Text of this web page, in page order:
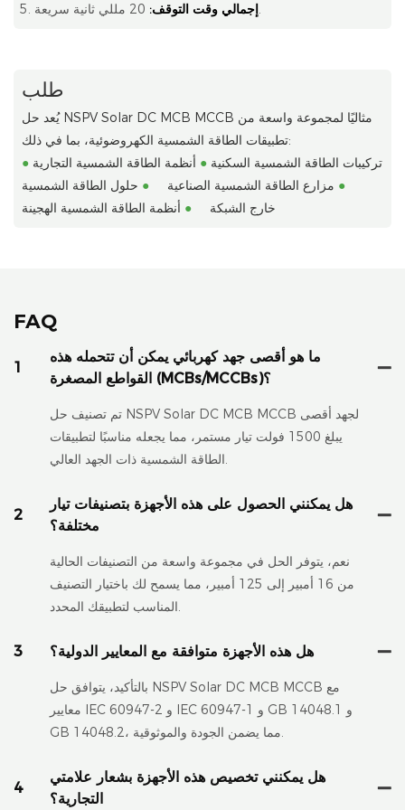
إجمالي وقت التوقف:20 مللي ثانية سريعة.
طلب
يُعد حل NSPV Solar DC MCB MCCB مثاليًا لمجموعة واسعة من
تطبيقات الطاقة الشمسية الكهروضوئية، بما في ذلك:
●
تركيبات الطاقة الشمسية السكنية● أنظمة الطاقة الشمسية التجارية
● مزارع الطاقة الشمسية الصناعية ● حلول الطاقة الشمسية
خارج الشبكة
● أنظمة الطاقة الشمسية الهجينة
FAQ
1
ما هو أقصى جهد كهربائي يمكن أن تتحمله هذه
القواطع المصغرة (MCBs/MCCBs)؟
تم تصنيف حل NSPV Solar DC MCB MCCB لجهد أقصى
يبلغ 1500 فولت تيار مستمر، مما يجعله مناسبًا لتطبيقات
الطاقة الشمسية ذات الجهد العالي.
2
هل يمكنني الحصول على هذه الأجهزة بتصنيفات تيار
مختلفة؟
نعم، يتوفر الحل في مجموعة واسعة من التصنيفات الحالية
من 16 أمبير إلى 125 أمبير، مما يسمح لك باختيار التصنيف
المناسب لتطبيقك المحدد.
3 هل هذه الأجهزة متوافقة مع المعايير الدولية؟
بالتأكيد، يتوافق حل NSPV Solar DC MCB MCCB مع
معايير IEC 60947-2 و IEC 60947-1 و GB 14048.1 و
GB 14048.2، مما يضمن الجودة والموثوقية.
4
هل يمكنني تخصيص هذه الأجهزة بشعار علامتي
التجارية؟